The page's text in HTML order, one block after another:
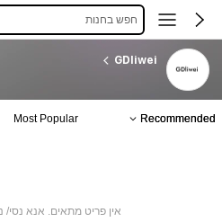
חפש בחנות
GDliwei
Recommended
Most Popular
אין פריט מתאים. אנא